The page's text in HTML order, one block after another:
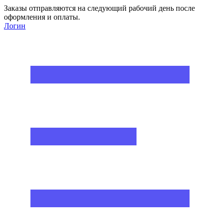
Заказы отправляются на следующий рабочий день после
оформления и оплаты.
Логин